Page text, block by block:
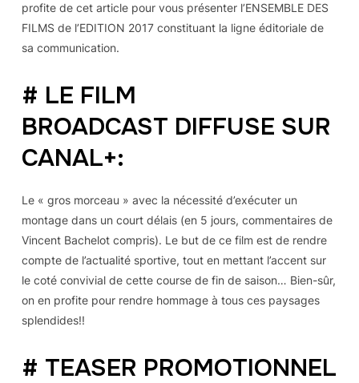
profite de cet article pour vous présenter l’ENSEMBLE DES
FILMS de l’EDITION 2017 constituant la ligne éditoriale de
sa communication.
# LE FILM
BROADCAST DIFFUSE SUR
CANAL+:
Le « gros morceau » avec la nécessité d’exécuter un
montage dans un court délais (en 5 jours, commentaires de
Vincent Bachelot compris). Le but de ce film est de rendre
compte de l’actualité sportive, tout en mettant l’accent sur
le coté convivial de cette course de fin de saison… Bien-sûr,
on en profite pour rendre hommage à tous ces paysages
splendides!!
# TEASER PROMOTIONNEL